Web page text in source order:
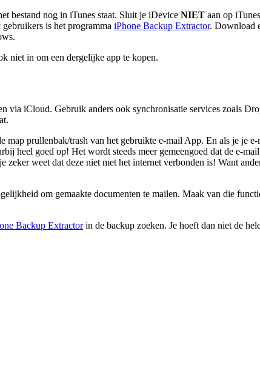
bestand nog in iTunes staat. Sluit je iDevice NIET aan op
is het programma iPhone Backup Extractor. Download
niet in om een dergelijke app te kopen.
via iCloud. Gebruik anders ook synchronisatie services zoals
prullenbak/trash van het gebruikte e-mail App. En als je je
heel goed op! Het wordt steeds meer gemeengoed dat de e-
weet dat deze niet met het internet verbonden is! Want
om gemaakte documenten te mailen. Maak van die
Backup Extractorin de backup zoeken. Je hoeft dan niet de